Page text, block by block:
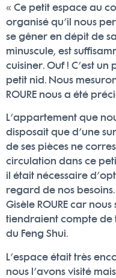
« Ce petit espace au
organisé qu’il nous
se gêner en dépit de
minuscule, est
cuisiner. Ouf ! C’est
petit nid. Nous
ROURE nous a été
L’appartement que
disposait que d’une
de ses pièces ne
circulation dans ce
il était nécessaire
regard de nos
Gisèle ROURE car
tiendraient compte de
du Feng Shui.
L’espace était très
nous l’avons visité